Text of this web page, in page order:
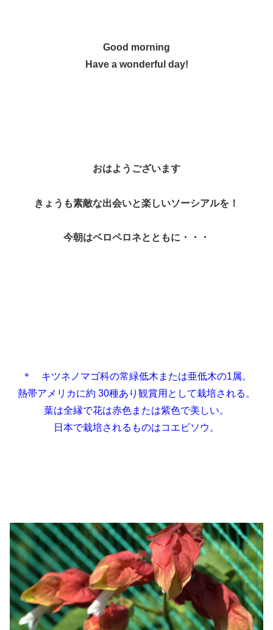
Good morning
Have a wonderful day!
おはようございます
きょうも素敵な出会いと楽しいソーシアルを！
今朝はベロペロネとともに・・・
＊ キツネノマゴ科の常緑低木または亜低木の1属。
熱帯アメリカに約 30種あり観賞用として栽培される。
葉は全縁で花は赤色または紫色で美しい。
日本で栽培されるものはコエビソウ。